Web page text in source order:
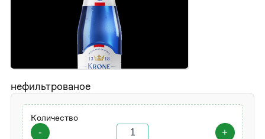
нефильтрованое
Количество
-
+